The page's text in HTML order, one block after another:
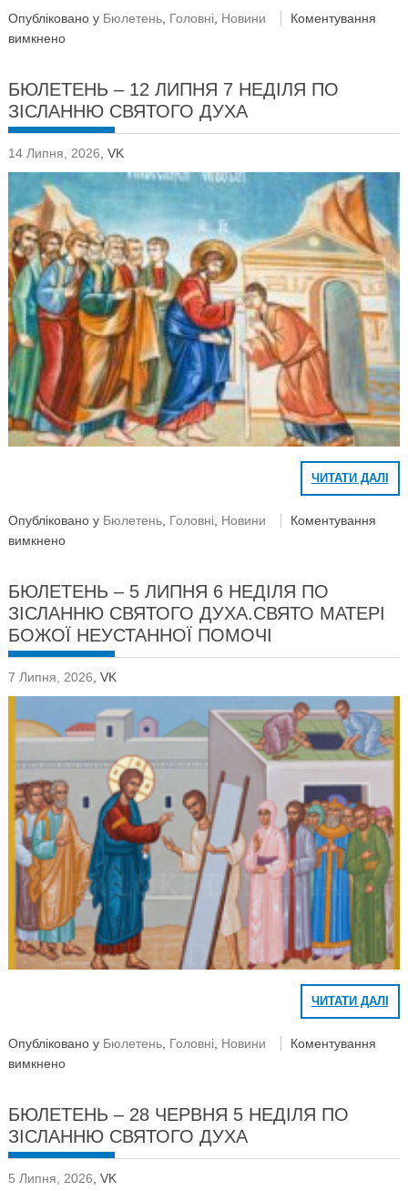
Опубліковано у Бюлетень, Головні, Новини
Коментування
вимкнено
БЮЛЕТЕНЬ – 12 ЛИПНЯ 7 НЕДІЛЯ ПО
ЗІСЛАННЮ СВЯТОГО ДУХА
14 Липня, 2026,VK
ЧИТАТИ ДАЛІ
Опубліковано у Бюлетень Головні Новини
Коментування
вимкнено
БЮЛЕТЕНЬ – 5 ЛИПНЯ 6 НЕДІЛЯ ПО
ЗІСЛАННЮ СВЯТОГО ДУХА.СВЯТО МАТЕРІ
БОЖОЇ НЕУСТАННОЇ ПОМОЧІ
7 Липня, 2026 ,VK
ЧИТАТИ ДАЛІ
Опубліковано у Бюлетень Головні Новини
Коментування
вимкнено
БЮЛЕТЕНЬ – 28 ЧЕРВНЯ 5 НЕДІЛЯ ПО
ЗІСЛАННЮ СВЯТОГО ДУХА
5 Липня, 2026 ,VK